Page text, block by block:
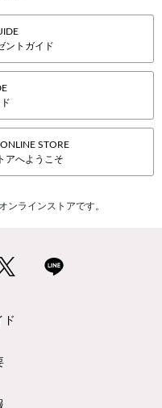
ントガイド
STORE
アへようこそ
ンラインストアです。
ド